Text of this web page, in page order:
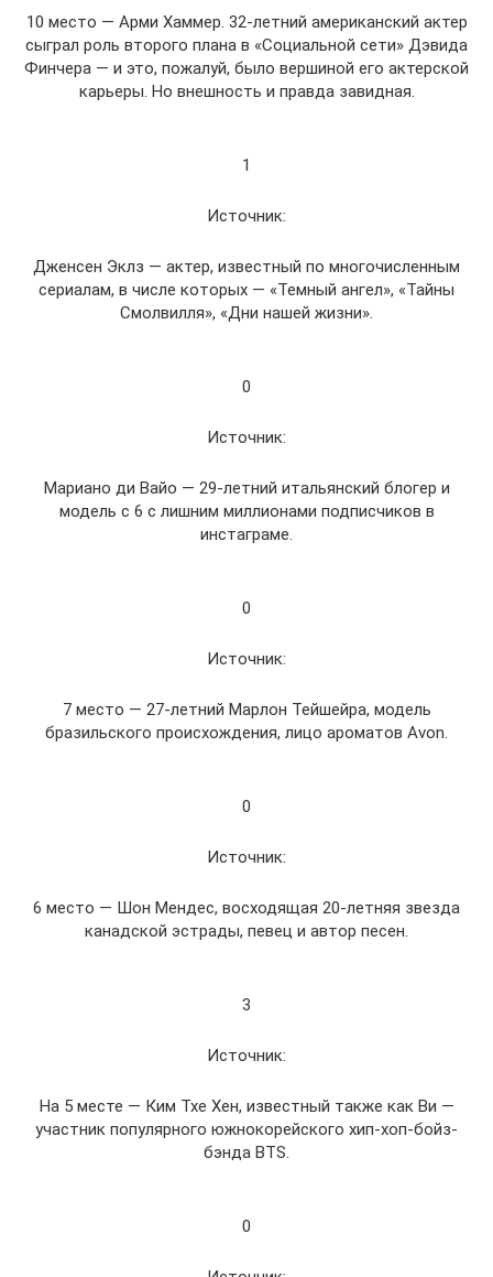
10 место — Арми Хаммер. 32-летний американский актер
сыграл роль второго плана в «Социальной сети» Дэвида
Финчера — и это, пожалуй, было вершиной его актерской
карьеры. Но внешность и правда завидная.
1
Источник:
Дженсен Эклз — актер, известный по многочисленным
сериалам, в числе которых — «Темный ангел», «Тайны
Смолвилля», «Дни нашей жизни».
0
Источник:
Мариано ди Вайо — 29-летний итальянский блогер и
модель с 6 с лишним миллионами подписчиков в
инстаграме.
0
Источник:
7 место — 27-летний Марлон Тейшейра, модель
бразильского происхождения, лицо ароматов Avon.
0
Источник:
6 место — Шон Мендес, восходящая 20-летняя звезда
канадской эстрады, певец и автор песен.
3
Источник:
На 5 месте — Ким Тхе Хен, известный также как Ви —
участник популярного южнокорейского хип-хоп-бойз-
бэнда BTS.
0